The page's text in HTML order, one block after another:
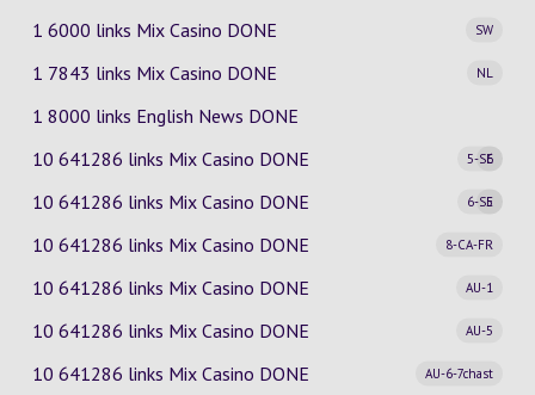
1 6000 links Mix Casino
SW
DONE
1 7843 links Mix Casino
NL
DONE
1 8000 links English News DONE
10 641286 links Mix Casino
5-SE
6
DONE
10 641286 links Mix Casino
6-SE
5
DONE
10 641286 links Mix Casino
8-CA-FR
DONE
10 641286 links Mix Casino
AU-1
DONE
10 641286 links Mix Casino
AU-5
DONE
10 641286 links Mix Casino
AU-6-7chast
DONE